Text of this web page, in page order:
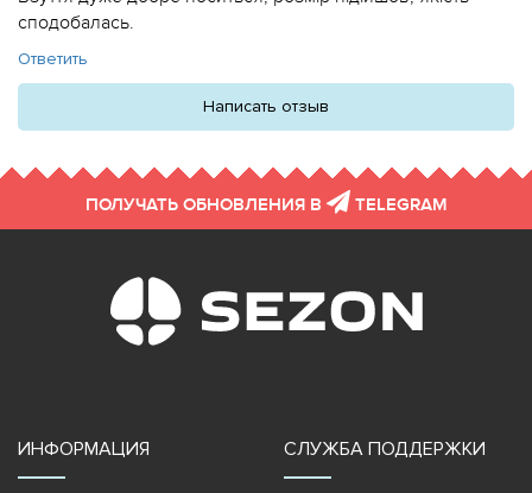
сподобалась.
Ответить
Написать отзыв
ПОЛУЧАТЬ ОБНОВЛЕНИЯ В TELEGRAM
ИНФОРМАЦИЯ СЛУЖБА ПОДДЕРЖКИ